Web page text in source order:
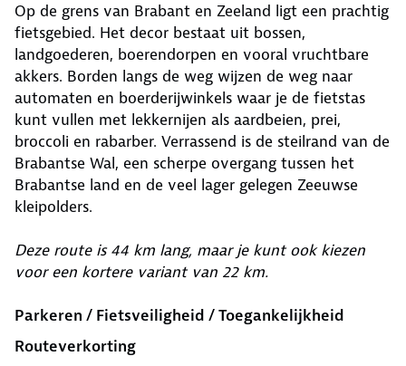
Op de grens van Brabant en Zeeland ligt een prachtig
fietsgebied. Het decor bestaat uit bossen,
landgoederen, boerendorpen en vooral vruchtbare
akkers. Borden langs de weg wijzen de weg naar
automaten en boerderijwinkels waar je de fietstas
kunt vullen met lekkernijen als aardbeien, prei,
broccoli en rabarber. Verrassend is de steilrand van de
Brabantse Wal, een scherpe overgang tussen het
Brabantse land en de veel lager gelegen Zeeuwse
kleipolders.
Deze route is 44 km lang, maar je kunt ook kiezen
voor een kortere variant van 22 km.
Parkeren / Fietsveiligheid / Toegankelijkheid
Routeverkorting